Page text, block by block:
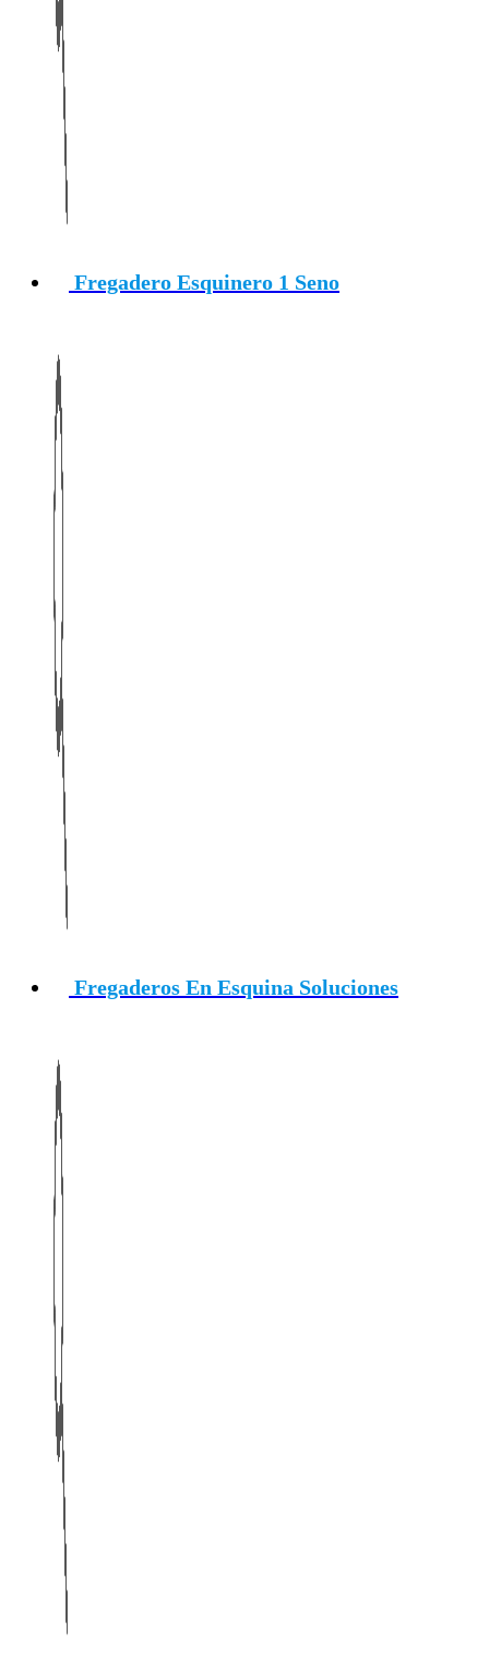
Fregadero Esquinero 1 Seno
Fregaderos En Esquina Soluciones